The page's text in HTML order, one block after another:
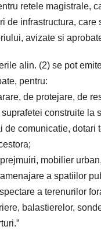
retele magistrale,
de infrastructura,
avizate si
alin. (2) se pot
pentru:
de protejare, de
construite la
de comunicatie,
mobilier
a spatiilor
a terenurilor
balastierelor,